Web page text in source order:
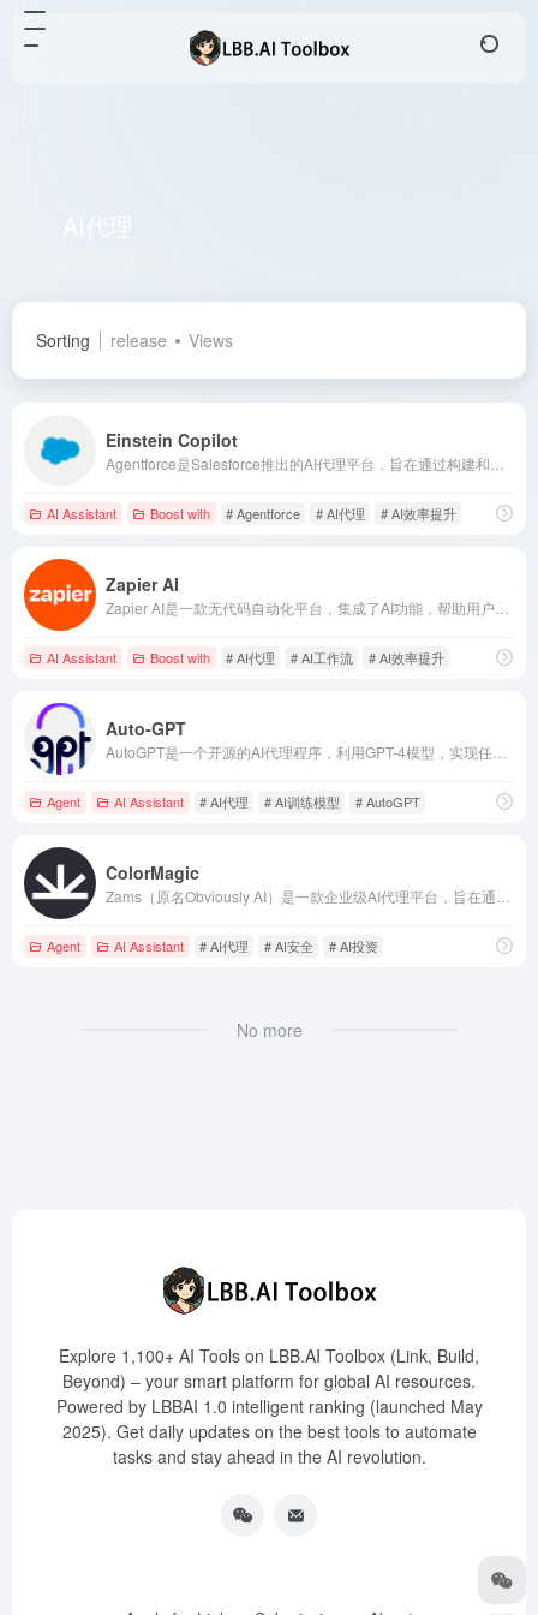
Sorting release Views
Einstein Copilot
AI Assistant Boost with # Agentforce # AI代理 # AI效率提升
Zapier AI
AI Assistant Boost with # AI代理 # AI工作流 # AI效率提升
Auto-GPT
Agent AI Assistant # AI代理 # AI训练模型 # AutoGPT
ColorMagic
Agent AI Assistant # AI代理 # AI安全 # AI投资
No more
Explore 1,100+ AI Tools on LBB.AI Toolbox (Link, Build,
Beyond) – your smart platform for global AI resources.
Powered by LBBAI 1.0 intelligent ranking (launched May
2025). Get daily updates on the best tools to automate
tasks and stay ahead in the AI revolution.